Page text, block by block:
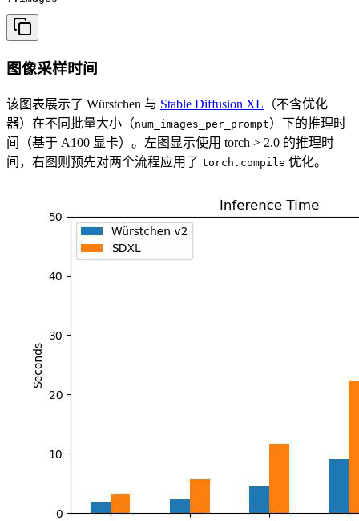
图像采样时间
该图表展示了 Würstchen 与 Stable Diffusion XL （不含优化
器）在不同批量大小（num_images_per_prompt）下的推理时
间（基于 A100 显卡）。左图显示使用 torch > 2.0 的推理时
间，右图则预先对两个流程应用了 torch.compile 优化。